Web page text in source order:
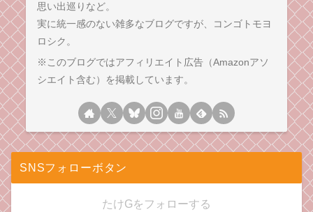
思い出巡りなど。
実に統一感のない雑多なブログですが、コンゴトモヨ
ロシク。
※このブログではアフィリエイト広告（Amazonアソ
シエイト含む）を掲載しています。
SNSフォローボタン
たけGをフォローする